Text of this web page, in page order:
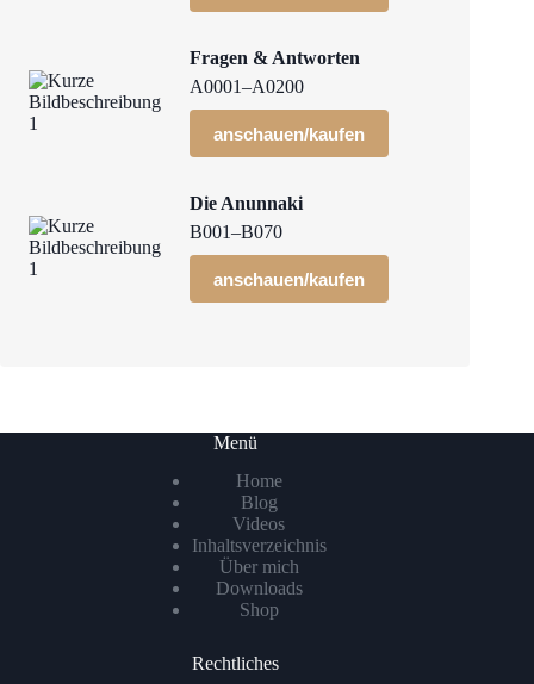
Fragen & Antworten
A0001–A0200
anschauen/kaufen
Die Anunnaki
B001–B070
anschauen/kaufen
Menü
Home
Blog
Videos
Inhaltsverzeichnis
Über mich
Downloads
Shop
Rechtliches